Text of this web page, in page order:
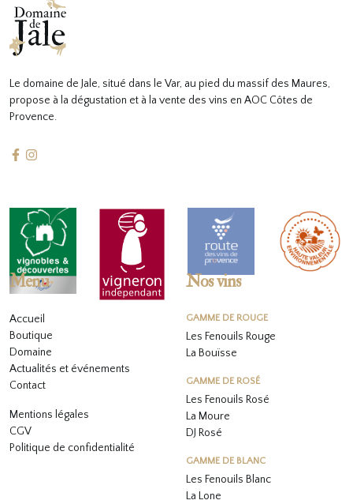
Le domaine de Jale, situé dans le Var, au pied du massif des Maures,
propose à la dégustation et à la vente des vins en AOC Côtes de
Provence.
Menu
Accueil
Boutique
Domaine
Actualités et événements
Contact
Mentions légales
CGV
Politique de confidentialité
Nos vins
GAMME DE ROUGE
Les Fenouils Rouge
La Bouïsse
GAMME DE ROSÉ
Les Fenouils Rosé
La Moure
DJ Rosé
GAMME DE BLANC
Les Fenouils Blanc
La Lone